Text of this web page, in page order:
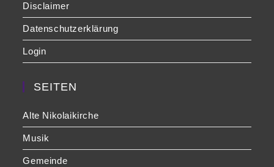
Disclaimer
Datenschutzerklärung
Login
SEITEN
Alte Nikolaikirche
Musik
Gemeinde